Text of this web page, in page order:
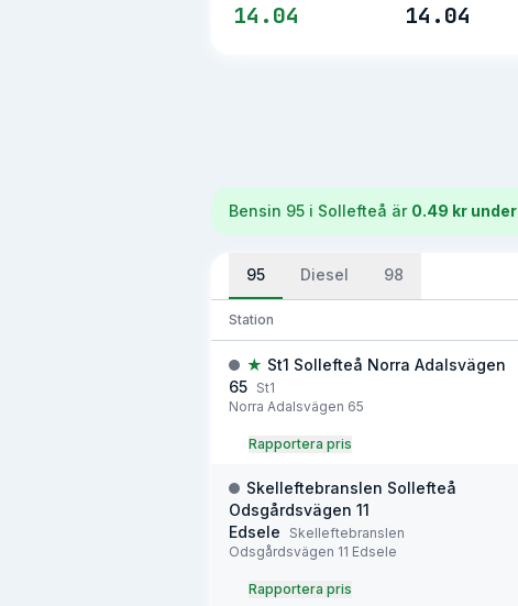
14.04 14.04
Bensin 95 i Sollefteå är 0.49 kr under
95 Diesel 98
Station
★ St1 Sollefteå Norra Adalsvägen
65 St1
Norra Adalsvägen 65
Rapportera pris
Skelleftebranslen Sollefteå
Odsgårdsvägen 11
Edsele
Skelleftebranslen
Odsgårdsvägen 11 Edsele
Rapportera pris